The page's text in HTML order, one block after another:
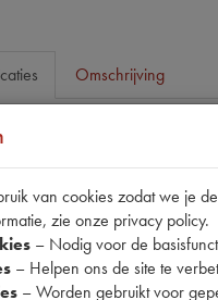
Omschrijving
03380-
15X56mm
van cookies zodat we je
zie onze privacy policy.
– Nodig voor de
– Helpen ons de site te
– Worden gebruikt voor